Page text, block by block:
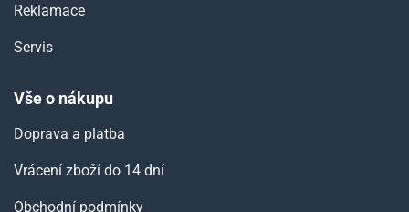
Reklamace
Servis
Vše o nákupu
Doprava a platba
Vrácení zboží do 14 dní
Obchodní podmínky